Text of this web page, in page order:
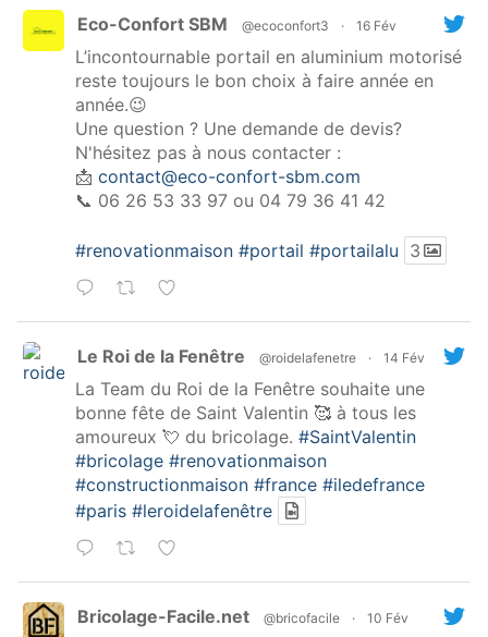
Eco-Confort SBM @ecoconfort3 · 16 Fév
L’incontournable portail en aluminium motorisé
reste toujours le bon choix à faire année en
année.😉
Une question ? Une demande de devis?
N'hésitez pas à nous contacter :
📩 contact@eco-confort-sbm.com
📞 06 26 53 33 97 ou 04 79 36 41 42
#renovationmaison #portail #portailalu 3
Le Roi de la Fenêtre @roidelafenetre · 14 Fév
La Team du Roi de la Fenêtre souhaite une
bonne fête de Saint Valentin 🥰 à tous les
amoureux 💘 du bricolage. #SaintValentin
#bricolage #renovationmaison
#constructionmaison #france #iledefrance
#paris #leroidelafenêtre
Bricolage-Facile.net @bricofacile · 10 Fév